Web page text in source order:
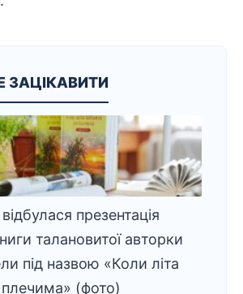
ЗАЦІКАВИТИ
презентація
талановитої авторки
під назвою «Коли літа
плечима» (фото)